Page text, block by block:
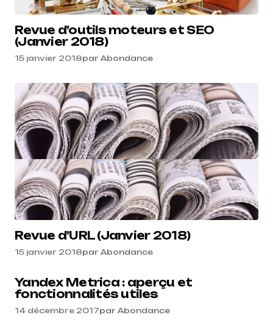
Revue d’outils moteurs et SEO
(Janvier 2018)
15 janvier 2018par Abondance
Revue d’URL (Janvier 2018)
15 janvier 2018par Abondance
Yandex Metrica : aperçu et
fonctionnalités utiles
14 décembre 2017par Abondance